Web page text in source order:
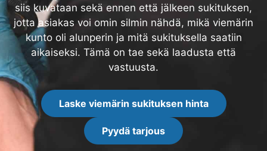
siis kuvataan sekä ennen että jälkeen sukituksen,
jotta asiakas voi omin silmin nähdä, mikä viemärin
kunto oli alunperin ja mitä sukituksella saatiin
aikaiseksi. Tämä on tae sekä laadusta että
vastuusta.
Laske viemärin sukituksen hinta
Pyydä tarjous